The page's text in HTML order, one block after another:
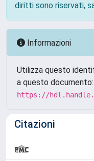
diritti sono riservati,
Informazioni
Utilizza questo
a questo documento:
https://
Citazioni